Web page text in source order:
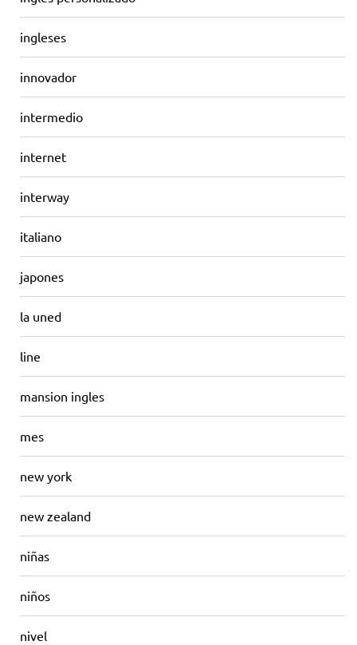
ingleses
innovador
intermedio
internet
interway
italiano
japones
la uned
line
mansion ingles
mes
new york
new zealand
niñas
niños
nivel